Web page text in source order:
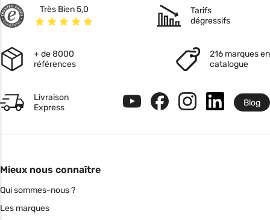
Très Bien 5,0
Tarifs
dégressifs
+ de 8000
références
216 marques en
catalogue
Livraison
Express
Blog
Mieux nous connaître
Qui sommes-nous ?
Les marques